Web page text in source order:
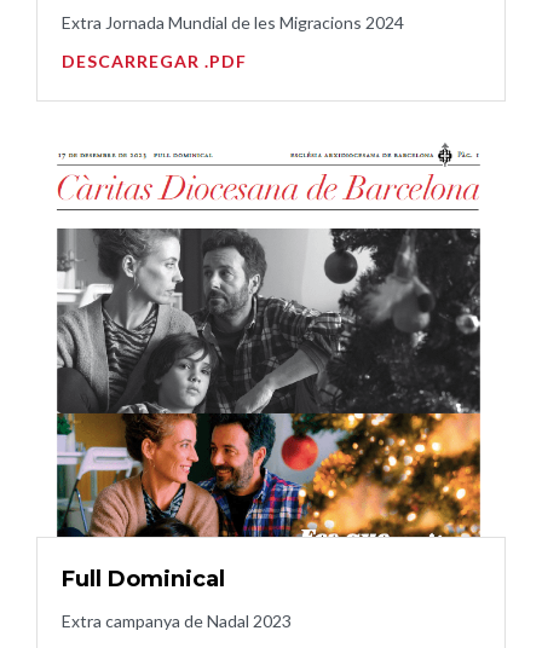
Extra Jornada Mundial de les Migracions 2024
DESCARREGAR .PDF
Full Dominical
Extra campanya de Nadal 2023